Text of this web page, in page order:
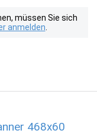
müssen Sie sich
anmelden
468x60